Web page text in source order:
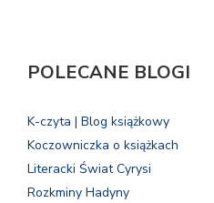
POLECANE BLOGI
K-czyta | Blog książkowy
Koczowniczka o książkach
Literacki Świat Cyrysi
Rozkminy Hadyny